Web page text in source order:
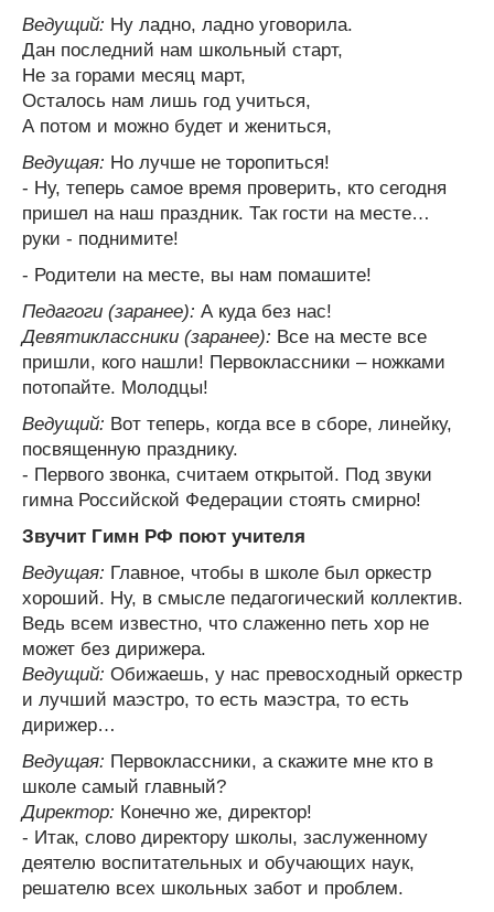
Ведущий: Ну ладно, ладно уговорила.
Дан последний нам школьный старт,
Не за горами месяц март,
Осталось нам лишь год учиться,
А потом и можно будет и жениться,
Ведущая: Но лучше не торопиться!
- Ну, теперь самое время проверить, кто сегодня
пришел на наш праздник. Так гости на месте…
руки - поднимите!
- Родители на месте, вы нам помашите!
Педагоги (заранее): А куда без нас!
Девятиклассники (заранее): Все на месте все
пришли, кого нашли! Первоклассники – ножками
потопайте. Молодцы!
Ведущий: Вот теперь, когда все в сборе, линейку,
посвященную празднику.
- Первого звонка, считаем открытой. Под звуки
гимна Российской Федерации стоять смирно!
Звучит Гимн РФ поют учителя
Ведущая: Главное, чтобы в школе был оркестр
хороший. Ну, в смысле педагогический коллектив.
Ведь всем известно, что слаженно петь хор не
может без дирижера.
Ведущий: Обижаешь, у нас превосходный оркестр
и лучший маэстро, то есть маэстра, то есть
дирижер…
Ведущая: Первоклассники, а скажите мне кто в
школе самый главный?
Директор: Конечно же, директор!
- Итак, слово директору школы, заслуженному
деятелю воспитательных и обучающих наук,
решателю всех школьных забот и проблем.